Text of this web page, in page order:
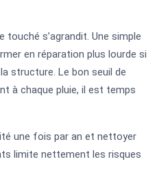
s’agrandit. Une simple
en réparation plus lourde si
structure. Le bon seuil de
à chaque pluie, il est temps
une fois par an et nettoyer
limite nettement les risques